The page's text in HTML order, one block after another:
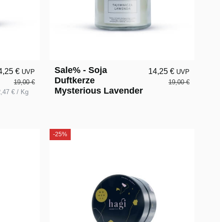
€ UVP
19,00 €
€ / Kg
Sale% - Soja
Duftkerze
Mysterious Lavender
14,25 € UVP
19,00 €
-25%